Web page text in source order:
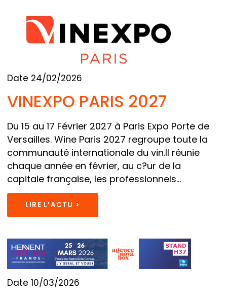
Date 24/02/2026
VINEXPO PARIS 2027
Du 15 au 17 Février 2027 à Paris Expo Porte de
Versailles. Wine Paris 2027 regroupe toute la
communauté internationale du vin.Il réunie
chaque année en février, au c?ur de la
capitale française, les professionnels...
LIRE L’ACTU >
Date 10/03/2026